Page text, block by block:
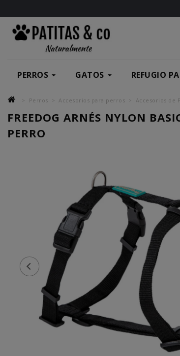
PERROS GATOS REFUGIO
Perros Accesorios para perros Accesorios de
FREEDOG ARNÉS NYLON
PERRO